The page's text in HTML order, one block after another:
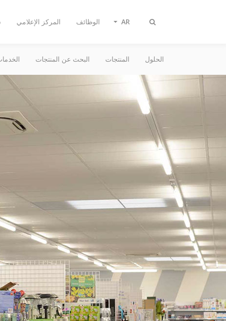
تبديل
المركز الإعلامي الوظائف AR
الحلول المنتجات البحث عن المنتجات